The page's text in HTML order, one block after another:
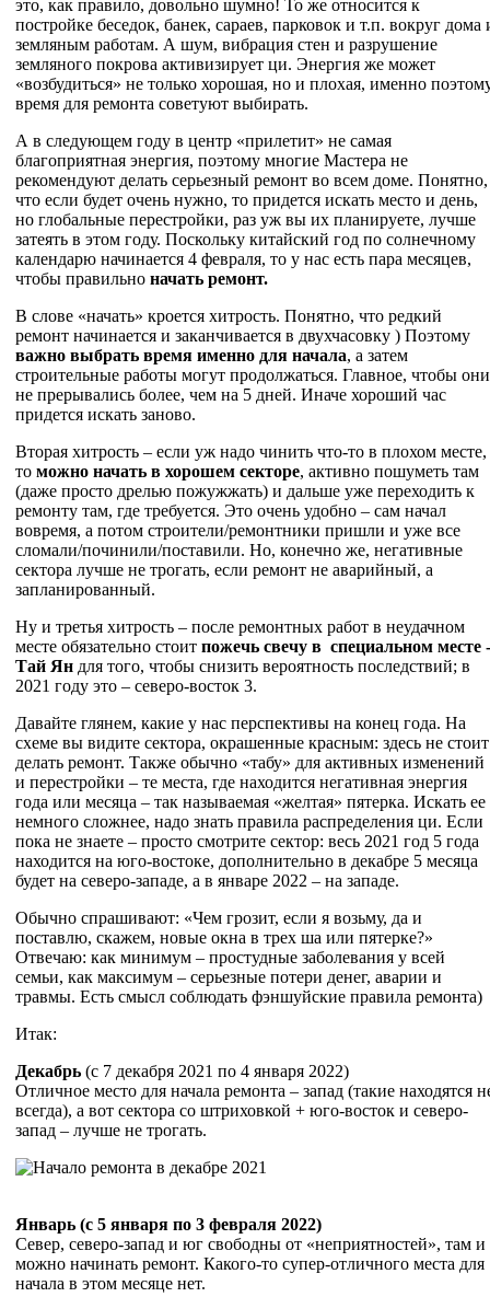
это, как правило, довольно шумно! То же относится к
постройке беседок, банек, сараев, парковок и т.п. вокруг дома
земляным работам. А шум, вибрация стен и разрушение
земляного покрова активизирует ци. Энергия же может
«возбудиться» не только хорошая, но и плохая, именно
время для ремонта советуют выбирать.
А в следующем году в центр «прилетит» не самая
благоприятная энергия, поэтому многие Мастера не
рекомендуют делать серьезный ремонт во всем доме. Понятно,
что если будет очень нужно, то придется искать место и день,
но глобальные перестройки, раз уж вы их планируете, лучше
затеять в этом году. Поскольку китайский год по солнечному
календарю начинается 4 февраля, то у нас есть пара месяцев,
чтобы правильно начать ремонт.
В слове «начать» кроется хитрость. Понятно, что редкий
ремонт начинается и заканчивается в двухчасовку ) Поэтому
важно выбрать время именно для начала, а затем
строительные работы могут продолжаться. Главное, чтобы они
не прерывались более, чем на 5 дней. Иначе хороший час
придется искать заново.
Вторая хитрость – если уж надо чинить что-то в плохом месте,
то можно начать в хорошем секторе, активно пошуметь там
(даже просто дрелью пожужжать) и дальше уже переходить к
ремонту там, где требуется. Это очень удобно – сам начал
вовремя, а потом строители/ремонтники пришли и уже все
сломали/починили/поставили. Но, конечно же, негативные
сектора лучше не трогать, если ремонт не аварийный, а
запланированный.
Ну и третья хитрость – после ремонтных работ в неудачном
месте обязательно стоит пожечь свечу в специальном месте -
Тай Ян для того, чтобы снизить вероятность последствий; в
2021 году это – северо-восток 3.
Давайте глянем, какие у нас перспективы на конец года. На
схеме вы видите сектора, окрашенные красным: здесь не стоит
делать ремонт. Также обычно «табу» для активных изменений
и перестройки – те места, где находится негативная энергия
года или месяца – так называемая «желтая» пятерка. Искать ее
немного сложнее, надо знать правила распределения ци. Если
пока не знаете – просто смотрите сектор: весь 2021 год 5 года
находится на юго-востоке, дополнительно в декабре 5 месяца
будет на северо-западе, а в январе 2022 – на западе.
Обычно спрашивают: «Чем грозит, если я возьму, да и
поставлю, скажем, новые окна в трех ша или пятерке?»
Отвечаю: как минимум – простудные заболевания у всей
семьи, как максимум – серьезные потери денег, аварии и
травмы. Есть смысл соблюдать фэншуйские правила ремонта)
Итак:
Декабрь (с 7 декабря 2021 по 4 января 2022)
Отличное место для начала ремонта – запад (такие находятся
всегда), а вот сектора со штриховкой + юго-восток и северо-
запад – лучше не трогать.
Январь (с 5 января по 3 февраля 2022)
Север, северо-запад и юг свободны от «неприятностей», там и
можно начинать ремонт. Какого-то супер-отличного места для
начала в этом месяце нет.